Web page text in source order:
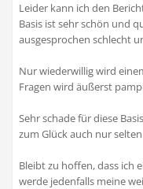
Leider kann ich den
Basis ist sehr schön und
ausgesprochen schlecht
Nur wiederwillig wird
Fragen wird äußerst
Sehr schade für diese
zum Glück auch nur
Bleibt zu hoffen, dass ich
werde jedenfalls meine